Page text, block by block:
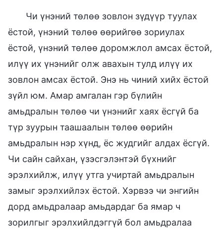
Чи үнэний төлөө зовлон зүдүүр туулах
ёстой, үнэний төлөө өөрийгөө зориулах
ёстой, үнэний төлөө доромжлол амсах ёстой,
илүү их үнэнийг олж авахын тулд илүү их
зовлон амсах ёстой. Энэ нь чиний хийх ёстой
зүйл юм. Амар амгалан гэр бүлийн
амьдралын төлөө чи үнэнийг хаях ёсгүй ба
түр зуурын таашаалын төлөө өөрийн
амьдралын нэр хүнд, ёс жудгийг алдах ёсгүй.
Чи сайн сайхан, үзэсгэлэнтэй бүхнийг
эрэлхийлж, илүү утга учиртай амьдралын
замыг эрэлхийлэх ёстой. Хэрвээ чи энгийн
дорд амьдралаар амьдардаг ба ямар ч
зорилгыг эрэлхийлдэггүй бол амьдралаа